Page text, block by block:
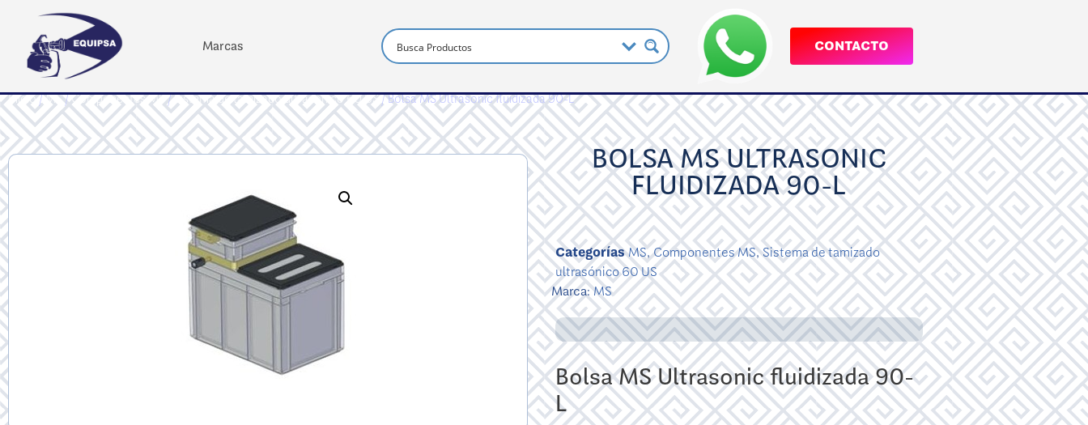
Marcas CONTACTO
Inicio/MS/Componentes MS/Sistema de tamizado ultrasónico 60 US/ Bolsa MS Ultrasonic fluidizada 90-L
BOLSA MS ULTRASONIC
FLUIDIZADA 90-L
CategoríasMS,Componentes MS,Sistema de tamizado
ultrasónico 60 US
Marca:MS
Bolsa MS Ultrasonic fluidizada 90-
L